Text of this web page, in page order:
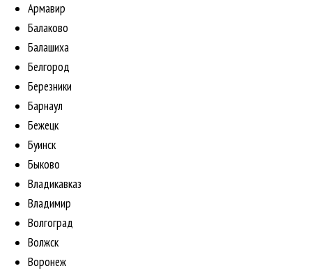
Армавир
Балаково
Балашиха
Белгород
Березники
Барнаул
Бежецк
Буинск
Быково
Владикавказ
Владимир
Волгоград
Волжск
Воронеж